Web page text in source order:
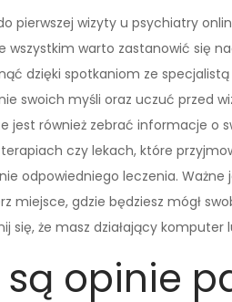
pierwszej wizyty u psychiatry
wszystkim warto zastanowić się
dzięki spotkaniom ze
swoich myśli oraz uczuć przed
jest również zebrać informacje o
czy lekach, które
odpowiedniego leczenia.
miejsce, gdzie będziesz mógł
się, że masz działający
są opinie